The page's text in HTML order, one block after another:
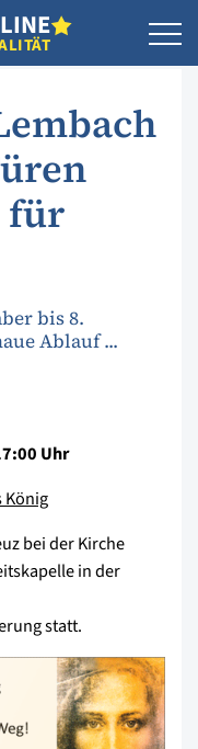
für
bis 8.
Ablauf ...
Uhr
König
bei der Kirche
in der
statt.